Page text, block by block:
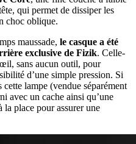
qui permet de dissiper les
choc oblique.
maussade, le casque a été
exclusive de Fizik. Celle-
sans aucun outil, pour
d’une simple pression. Si
lampe (vendue séparément
avec un cache ainsi qu’une
la place pour assurer une